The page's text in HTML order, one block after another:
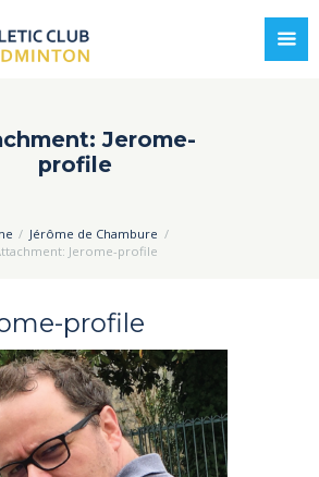
Jerome-
profile
Jérôme de Chambure
Jerome-profile
profile